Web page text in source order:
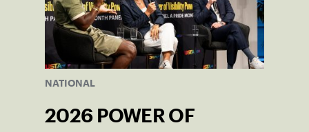
NATIONAL
2026 POWER OF